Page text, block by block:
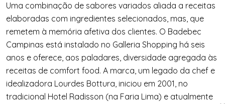
Uma combinação de sabores variados aliada a receitas
elaboradas com ingredientes selecionados, mas, que
remetem à memória afetiva dos clientes. O Badebec
Campinas está instalado no Galleria Shopping há seis
anos e oferece, aos paladares, diversidade agregada às
receitas de comfort food. A marca, um legado da chef e
idealizadora Lourdes Bottura, iniciou em 2001, no
tradicional Hotel Radisson (na Faria Lima) e atualmente